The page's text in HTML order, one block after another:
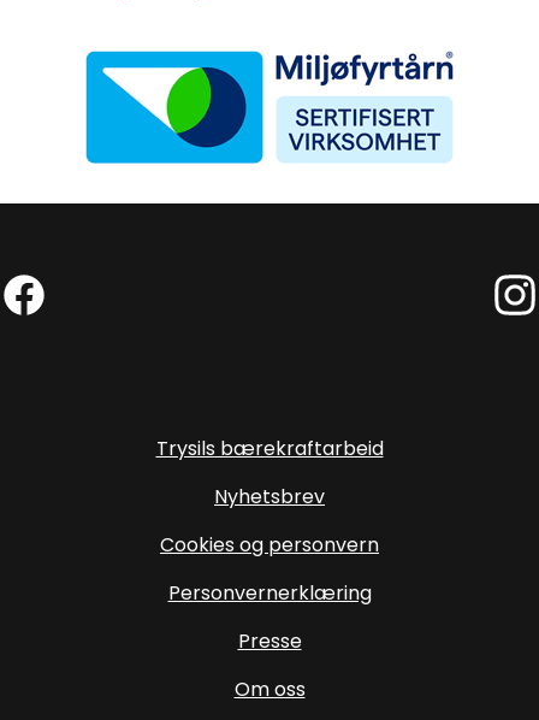
Miljøfyrtårn
Trysils bærekraftarbeid
Nyhetsbrev
Cookies og personvern
Personvernerklæring
Presse
Om oss